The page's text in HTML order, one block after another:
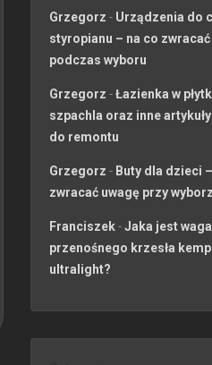
Grzegorz - Urządzenia do
styropianu – na co
podczas wyboru
Grzegorz -Łazienka w
szpachla oraz inne
do remontu
Grzegorz - Buty dla dzieci
zwracać uwagę przy
Franciszek-Jaka jest waga
przenośnego krzesła
ultralight?